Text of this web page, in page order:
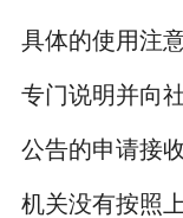
具体的使用注
专门说明并向
公告的申请接
机关没有按照